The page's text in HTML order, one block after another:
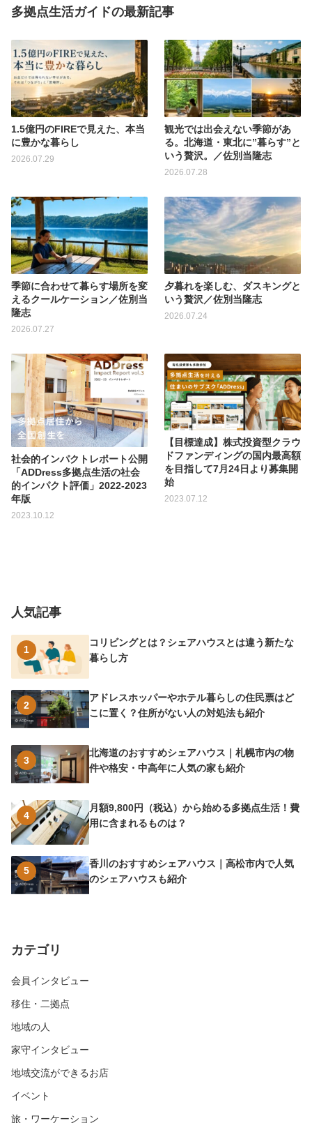
多拠点生活ガイドの最新記事
1.5億円のFIREで見えた、本当
に豊かな暮らし
2026.07.29
観光では出会えない季節があ
る。北海道・東北に”暮らす”と
いう贅沢。／佐別当隆志
2026.07.28
季節に合わせて暮らす場所を変
えるクールケーション／佐別当
隆志
2026.07.27
夕暮れを楽しむ、ダスキングと
いう贅沢／佐別当隆志
2026.07.24
社会的インパクトレポート公開
「ADDress多拠点生活の社会
的インパクト評価」2022-2023
年版
2023.10.12
【目標達成】株式投資型クラウ
ドファンディングの国内最高額
を目指して7月24日より募集開
始
2023.07.12
人気記事
1
コリビングとは？シェアハウスとは違う新たな
暮らし方
2
アドレスホッパーやホテル暮らしの住民票はど
こに置く？住所がない人の対処法も紹介
3
北海道のおすすめシェアハウス｜札幌市内の物
件や格安・中高年に人気の家も紹介
4
月額9,800円（税込）から始める多拠点生活！費
用に含まれるものは？
5
香川のおすすめシェアハウス｜高松市内で人気
のシェアハウスも紹介
カテゴリ
会員インタビュー
移住・二拠点
地域の人
家守インタビュー
地域交流ができるお店
イベント
旅・ワーケーション